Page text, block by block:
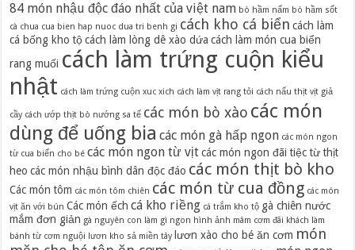
84 món nhậu độc đáo nhất của việt nam bò hầm nấm bò hầm sốt
cà chua cua bien hap nuoc dua tri benh gi cách kho cá biển cách làm
cá bống kho tộ cách làm lòng dê xào dứa cách làm món cua biển
rang muối cách làm trứng cuộn kiểu
nhật cách làm trứng cuộn xuc xich cách làm vịt rang tỏi cách nấu thịt vịt giả
cầy cách ướp thịt bò nướng sa tế các món bò xào các món
dùng để uống bia các món gà hấp ngon các món ngon
từ cua biển cho bé các món ngon từ vịt các món ngon đãi tiệc từ thịt
heo các món nhậu bình dân độc đáo các món thịt bò kho
Các món tôm các món tôm chiên các món từ cua đồng các món
vịt ăn với bún Các món ếch cá kho riềng cá trắm kho tộ gà chiên nước
mắm đơn giản gà nguyên con làm gì ngon hình ảnh mâm cơm đãi khách làm
bánh từ cơm nguội lươn kho sả miền tây lươn xào cho bé ăn cơm món